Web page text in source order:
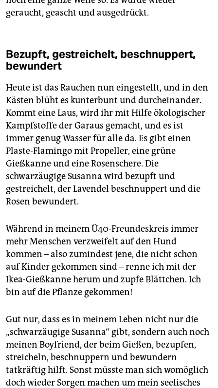
geraucht, geascht und ausgedrückt.
Bezupft, gestreichelt, beschnuppert,
bewundert
Heute ist das Rauchen nun eingestellt, und in den
Kästen blüht es kunterbunt und durcheinander.
Kommt eine Laus, wird ihr mit Hilfe ökologischer
Kampfstoffe der Garaus gemacht, und es ist
immer genug Wasser für alle da. Es gibt einen
Plaste-Flamingo mit Propeller, eine grüne
Gießkanne und eine Rosenschere. Die
schwarzäugige Susanna wird bezupft und
gestreichelt, der Lavendel beschnuppert und die
Rosen bewundert.
Während in meinem Ü40-Freundeskreis immer
mehr Menschen verzweifelt auf den Hund
kommen – also zumindest jene, die nicht schon
auf Kinder gekommen sind – renne ich mit der
Ikea-Gießkanne herum und zupfe Blättchen. Ich
bin auf die Pflanze gekommen!
Gut nur, dass es in meinem Leben nicht nur die
„schwarzäugige Susanna“ gibt, sondern auch noch
meinen Boyfriend, der beim Gießen, bezupfen,
streicheln, beschnuppern und bewundern
tatkräftig hilft. Sonst müsste man sich womöglich
doch wieder Sorgen machen um mein seelisches